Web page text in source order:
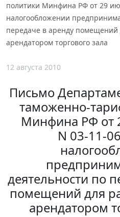
политики Минфина РФ от 29
налогообложении
передаче в аренду
арендатором торгового зала
12 августа 2010
Письмо
таможенно-
Минфина РФ от
N 03-11-
деятельности по
помещений для
арендатором